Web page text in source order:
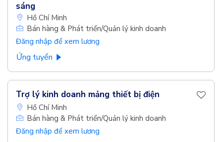
sáng
Hồ Chí Minh
Bán hàng & Phát triển/Quản lý kinh doanh
Đăng nhập để xem lương
Ứng tuyển
Trợ lý kinh doanh mảng thiết bị điện
Hồ Chí Minh
Bán hàng & Phát triển/Quản lý kinh doanh
Đăng nhập để xem lương